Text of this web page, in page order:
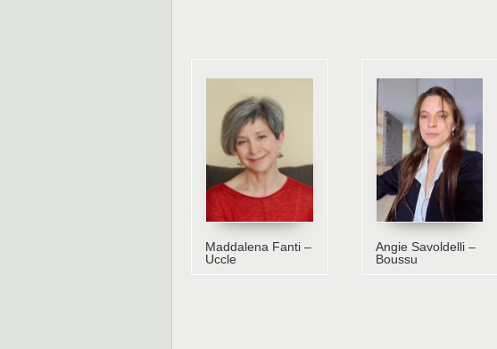
Maddalena Fanti –
Uccle
Angie Savoldelli –
Boussu